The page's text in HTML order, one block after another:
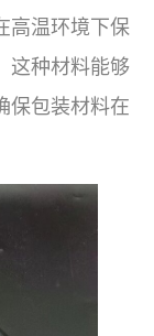
高温环境下保
这种材料能够
保包装材料在